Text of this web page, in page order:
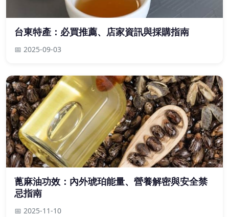
台東特產：必買推薦、店家資訊與採購指南
📅 2025-09-03
蓖麻油功效：內外琥珀能量、營養解密與安全禁
忌指南
📅 2025-11-10